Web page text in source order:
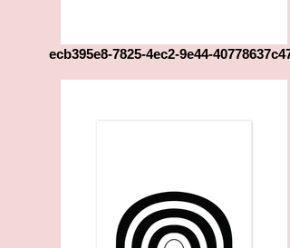
ecb395e8-7825-4ec2-9e44-